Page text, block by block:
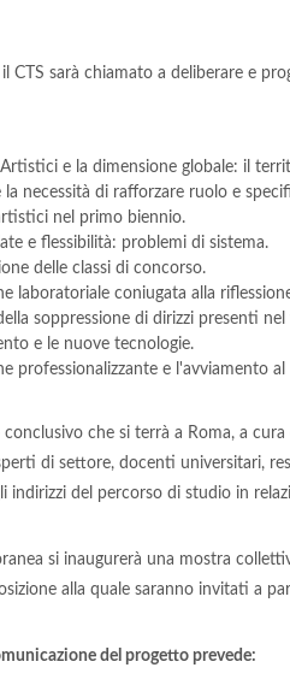
il CTS sarà chiamato a deliberare e
Artistici e la dimensione globale: il
la necessità di rafforzare ruolo e
nel primo biennio.
e flessibilità: problemi di sistema.
delle classi di concorso.
laboratoriale coniugata alla
soppressione di dirizzi presenti
e le nuove tecnologie.
professionalizzante e l'avviamento al
conclusivo che si terrà a Roma, a
di settore, docenti universitari,
indirizzi del percorso di studio in
si inaugurerà una mostra
alla quale saranno invitati a
del progetto prevede: